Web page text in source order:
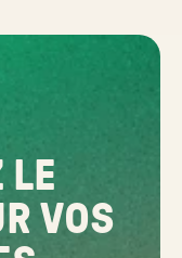
LE
VOS